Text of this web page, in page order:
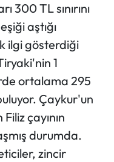
300 TL sınırını
aştığı
ilgi gösterdiği
1
ortalama 295
Çaykur'un
çayının
durumda.
zincir